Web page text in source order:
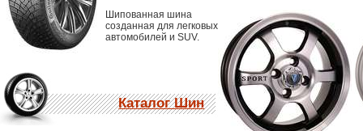
Шипованная шина
созданная для легковых
автомобилей и SUV.
Каталог Шин